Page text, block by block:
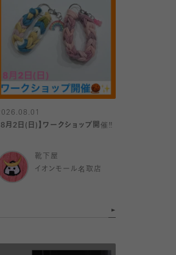
8月2日(日)】ワークショップ開催‼️
靴下屋
イオンモール名取店